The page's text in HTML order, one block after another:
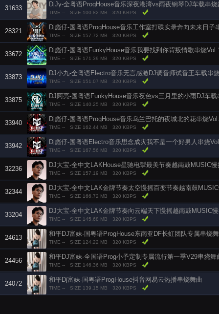
31633
DjJy-全粤语ProgHouse音乐深夜港湾vs雨夜钢琴DJ车载串烧
TIME -- SIZE 100.82 MB 320 KBPS
28321
Dj彪仔-国粤语ProgHouse音乐工作室打碟实录奔向未来日子
TIME -- SIZE 157.72 MB 320 KBPS
33672
Dj彪仔-国粤语FunkyHouse音乐我要找到你背叛情歌串烧
TIME -- SIZE 171.39 MB 320 KBPS
33873
DJ小九-全粤语Electro音乐无言感激DJ调音师试音王车载串
TIME -- SIZE 151.07 MB 320 KBPS
33875
DJ阿亮-国粤语FunkyHouse音乐夜色vs三月里的小雨DJ车载
TIME -- SIZE 140.25 MB 320 KBPS
33940
Dj彪仔-国粤语ProgHouse音乐乌兰巴托的夜城北的花串烧
TIME -- SIZE 162.44 MB 320 KBPS
33942
Dj彪仔-国粤语Electro音乐思念成灾我不是一个好男人串烧
TIME -- SIZE 167.56 MB 320 KBPS
32236
DJ大宝-全中文LAKHouse星驰电掣最美节奏越南鼓MUSIC
TIME -- SIZE 157.19 MB 320 KBPS
32344
DJ大宝-全中文LAK金牌节奏太空慢摇百变节奏越南鼓
TIME -- SIZE 166.72 MB 320 KBPS
33204
DJ大宝-全中文LAK金牌节奏向云端天下慢摇越南鼓MUSIC
TIME -- SIZE 145.68 MB 320 KBPS
24613
和平DJ富妹-国粤语ProgHouse东南亚DF长虹团队专属串烧
TIME -- SIZE 124.22 MB 320 KBPS
24456
和平DJ富妹-全国语Prog小予定制专属流行第一季V29串烧舞
TIME -- SIZE 146.36 MB 320 KBPS
24072
和平Dj富妹-国粤语ProgHouse抖音网易云热播串烧舞曲
TIME -- SIZE 139.15 MB 320 KBPS